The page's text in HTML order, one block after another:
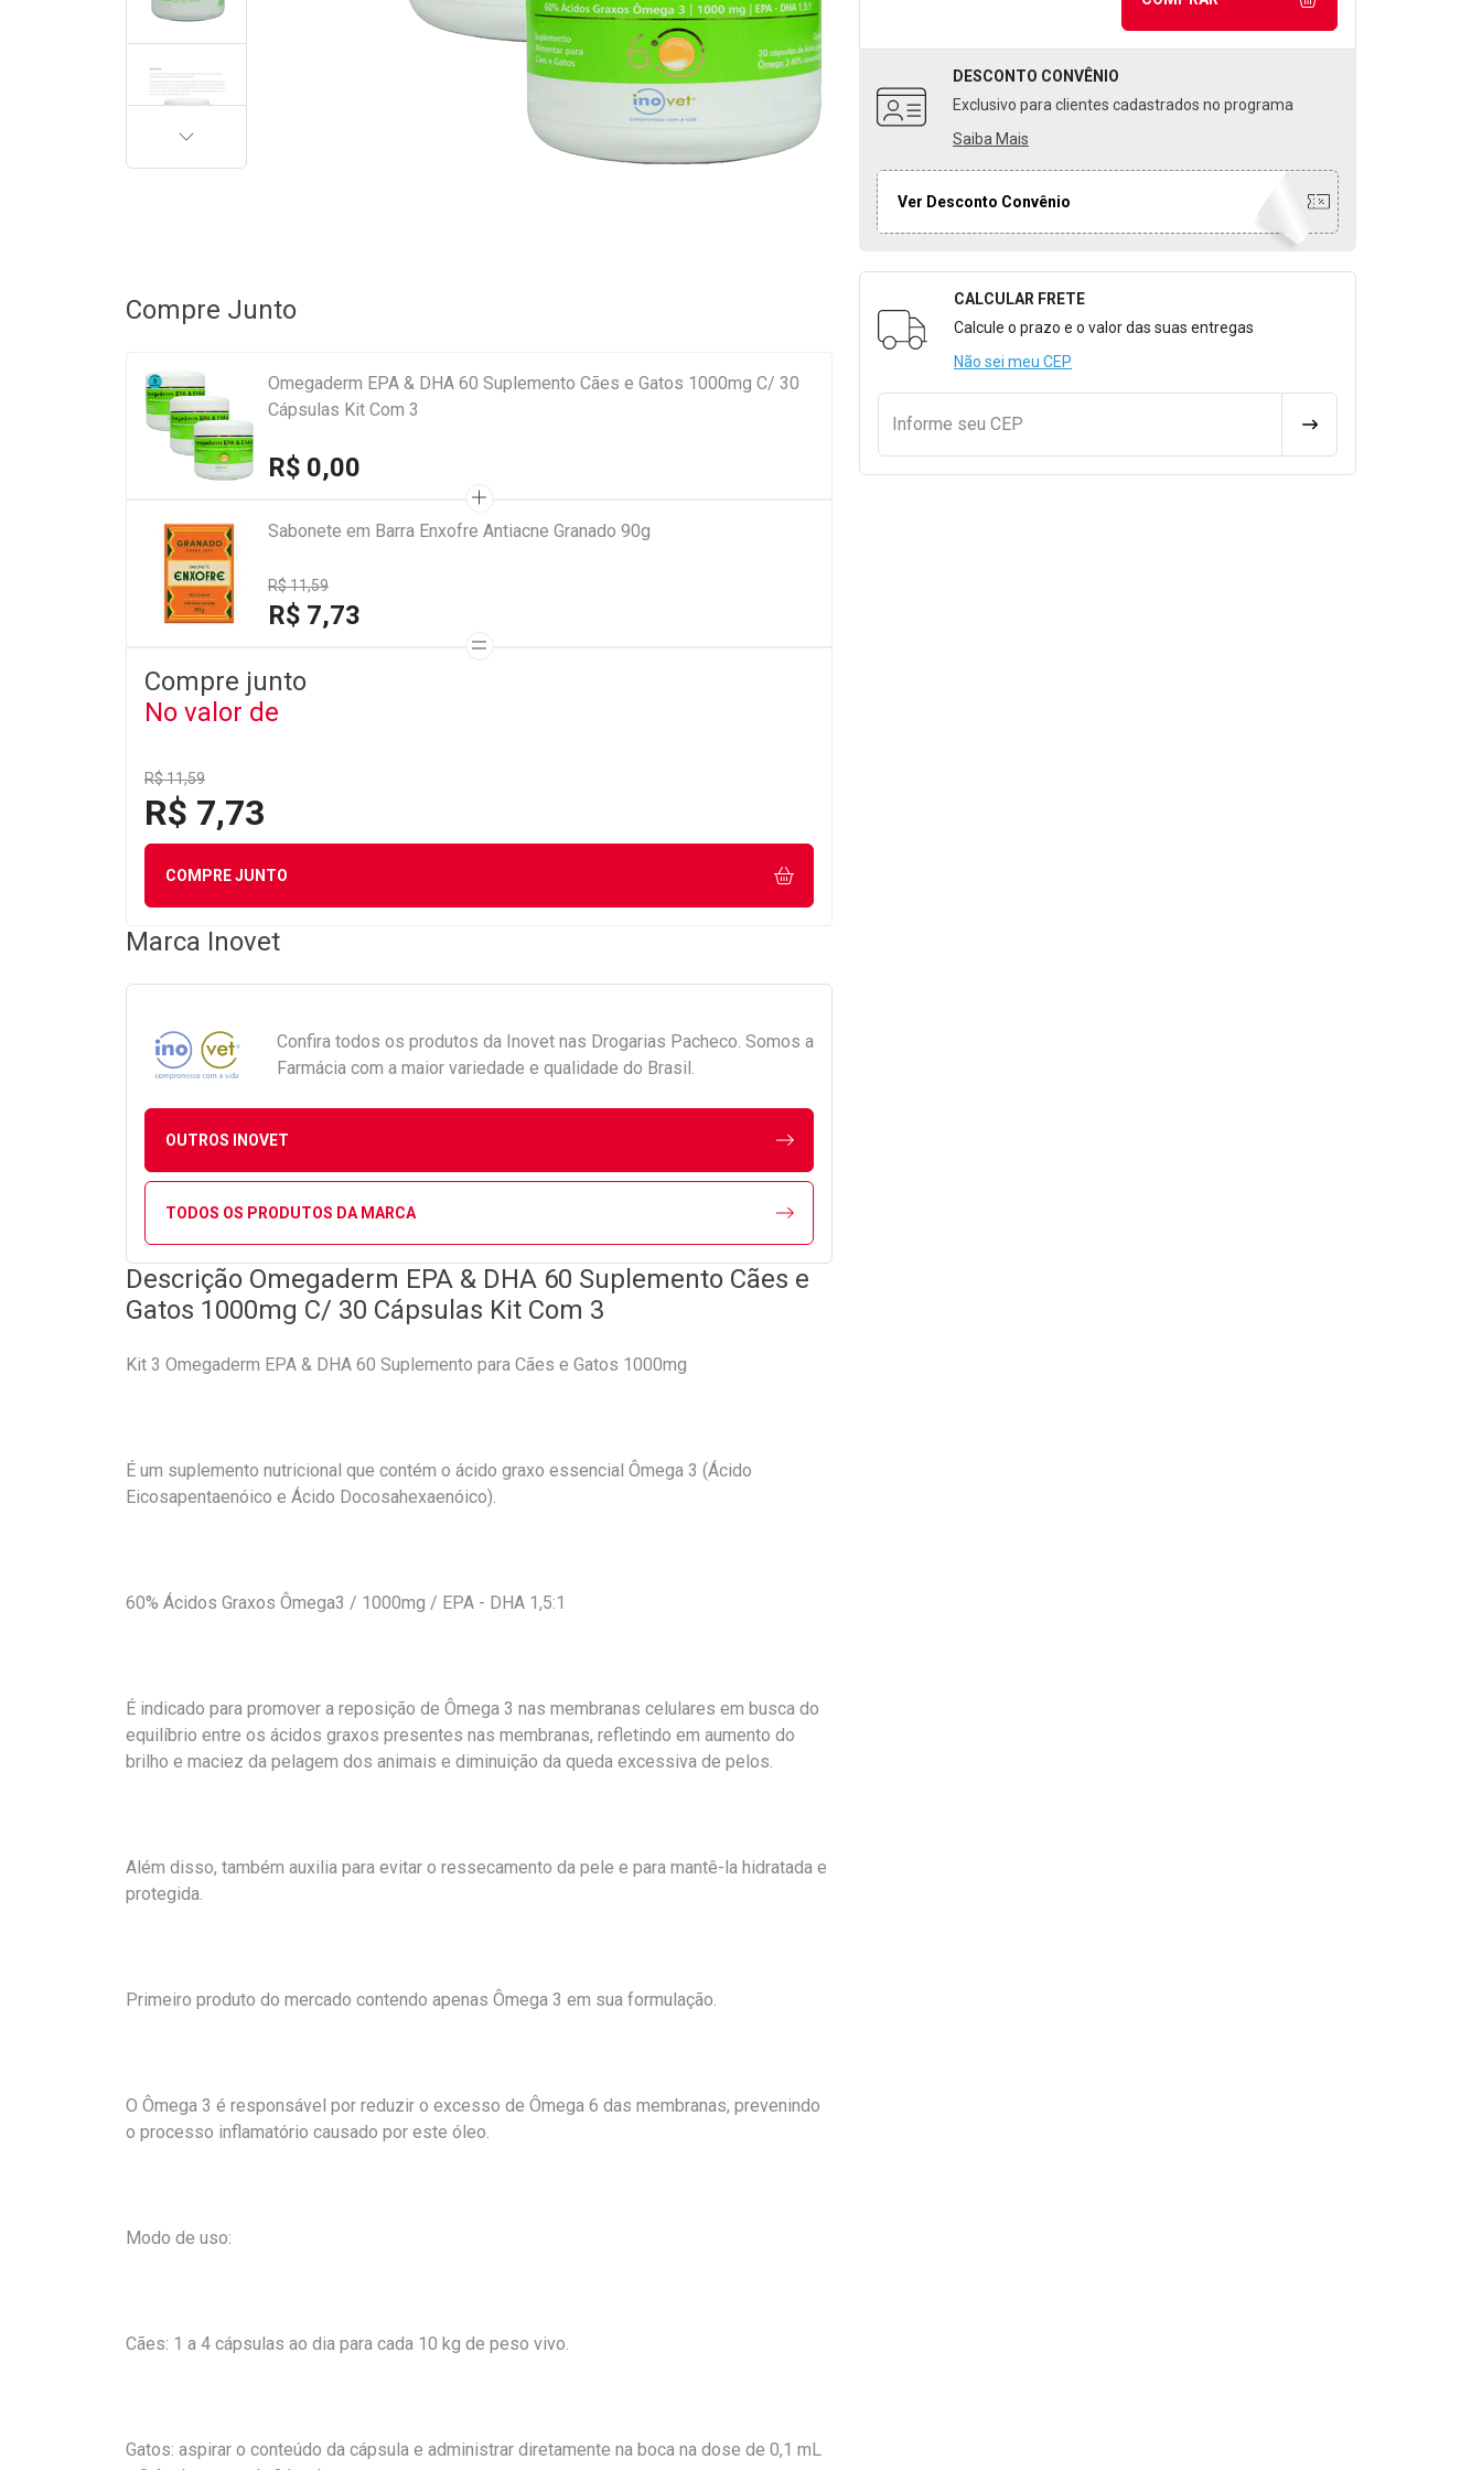
DESCONTO CONVÊNIO
Exclusivo para clientes cadastrados no programa
Saiba Mais
Ver Desconto Convênio
Formulário para Calcular o Frete
CALCULAR FRETE
Calcule o prazo e o valor das suas entregas
Não sei meu CEP
Informe seu CEP CALCULAR FRETE
PRÓXIMA
Compre Junto
Omegaderm EPA & DHA 60 Suplemento Cães e Gatos 1000mg C/ 30
Cápsulas Kit Com 3
R$ 0,00
Sabonete em Barra Enxofre Antiacne Granado 90g
R$ 11,59
R$ 7,73
Compre junto
No valor de
R$ 11,59
R$ 7,73
COMPRE JUNTO
Marca Inovet
Confira todos os produtos da Inovet nas Drogarias Pacheco. Somos a
Farmácia com a maior variedade e qualidade do Brasil.
OUTROS INOVET
TODOS OS PRODUTOS DA MARCA
Descrição Omegaderm EPA & DHA 60 Suplemento Cães e
Gatos 1000mg C/ 30 Cápsulas Kit Com 3
Kit 3 Omegaderm EPA & DHA 60 Suplemento para Cães e Gatos 1000mg
É um suplemento nutricional que contém o ácido graxo essencial Ômega 3 (Ácido
Eicosapentaenóico e Ácido Docosahexaenóico).
60% Ácidos Graxos Ômega3 / 1000mg / EPA - DHA 1,5:1
É indicado para promover a reposição de Ômega 3 nas membranas celulares em busca do
equilíbrio entre os ácidos graxos presentes nas membranas, refletindo em aumento do
brilho e maciez da pelagem dos animais e diminuição da queda excessiva de pelos.
Além disso, também auxilia para evitar o ressecamento da pele e para mantê-la hidratada e
protegida.
Primeiro produto do mercado contendo apenas Ômega 3 em sua formulação.
O Ômega 3 é responsável por reduzir o excesso de Ômega 6 das membranas, prevenindo
o processo inflamatório causado por este óleo.
Modo de uso:
Cães: 1 a 4 cápsulas ao dia para cada 10 kg de peso vivo.
Gatos: aspirar o conteúdo da cápsula e administrar diretamente na boca na dose de 0,1 mL